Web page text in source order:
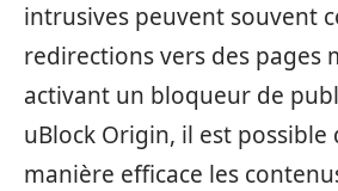
intrusives peuvent souvent
redirections vers des pages
activant un bloqueur de
uBlock Origin, il est
manière efficace les